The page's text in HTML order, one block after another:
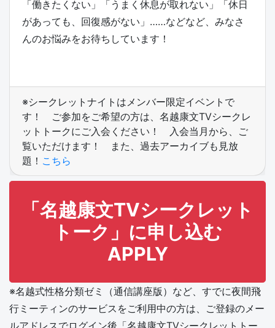
「働きたくない」「うまく休息が取れない」「休日
があっても、回復感がない」……などなど、みなさ
んのお悩みをお待ちしています！
※シークレットナイトはメンバー限定イベントで
す！ ご参加をご希望の方は、名越康文TVシークレ
ットトークにご入会ください！ 入会当月から、ご
覧いただけます！ また、過去アーカイブも見放
題！ こちら
「名越康文TVシークレット
トーク」に申し込む
APPLY
※名越式性格分類ゼミ（通信講座版）など、すでに夜間飛
行ミーティンのサービスをご利用中の方は、ご登録のメー